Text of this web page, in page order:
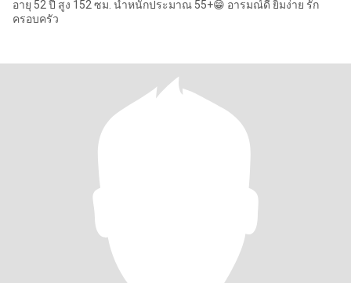
อายุ 52 ปี สูง 152 ซม. น้ำหนักประมาณ 55+😁 อารมณ์ดี ยิ้มง่าย รัก
ครอบครัว